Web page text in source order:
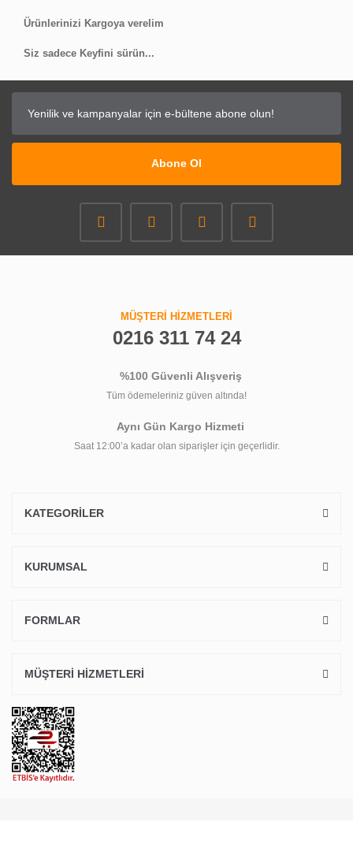
Ürünlerinizi Kargoya verelim
Siz sadece Keyfini sürün...
Abone Ol
MÜŞTERİ HİZMETLERİ
0216 311 74 24
%100 Güvenli Alışveriş
Tüm ödemeleriniz güven altında!
Aynı Gün Kargo Hizmeti
Saat 12:00’a kadar olan siparişler için geçerlidir.
KATEGORİLER
KURUMSAL
FORMLAR
MÜŞTERİ HİZMETLERİ